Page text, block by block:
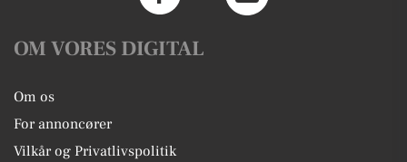
OM VORES DIGITAL
Om os
For annoncører
Vilkår og Privatlivspolitik